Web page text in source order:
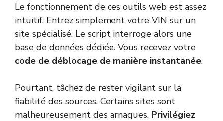
Le fonctionnement de ces outils web est assez
intuitif. Entrez simplement votre VIN sur un
site spécialisé. Le script interroge alors une
base de données dédiée. Vous recevez votre
code de déblocage de manière instantanée.
Pourtant, tâchez de rester vigilant sur la
fiabilité des sources. Certains sites sont
malheureusement des arnaques. Privilégiez